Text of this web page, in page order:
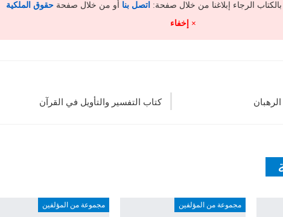
الرجاء إبلاغنا من خلال صفحة: اتصل بنا أو من خلال صفحةحقوق الملكية
× إخفاء
كتاب التفسير والتأويل في القرآن
مجموعة من المؤلفين مجموعة من المؤلفين